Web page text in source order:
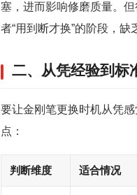
塞，进而影响修磨质量。
者“用到断才换”的阶段，缺
二、从凭经验到标
要让金刚笔更换时机从凭
点：
判断维度 适合情况